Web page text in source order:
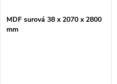
MDF surová 38 x 2070 x 2800
mm